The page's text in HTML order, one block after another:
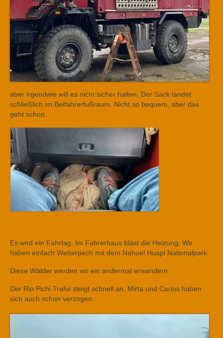
aber irgendwie will es nicht sicher halten. Der Sack landet
schließlich im Beifahrerfußraum. Nicht so bequem, aber das
geht schon.
Es wird ein Fahrtag. Im Fahrerhaus bläst die Heizung. Wir
haben einfach Wetterpech mit dem Nahuel Huapi Nationalpark.
Diese Wälder werden wir ein andermal erwandern.
Der Rio Pichi Traful steigt schnell an, Mirta und Carlos haben
sich auch schon verzogen.